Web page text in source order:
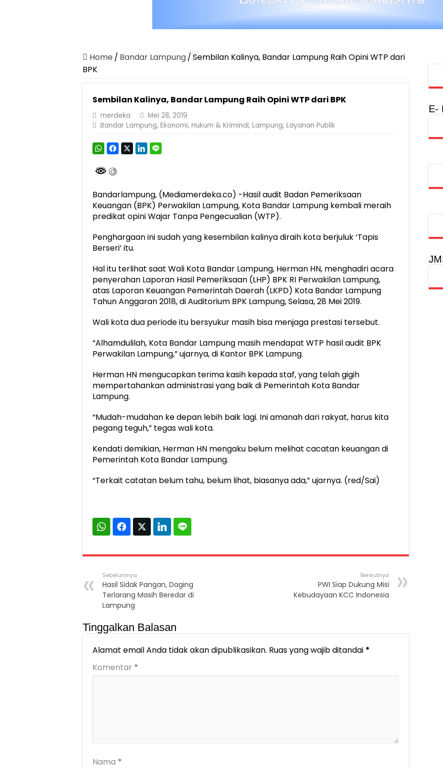
Home / Bandar Lampung/Sembilan Kalinya, Bandar Lampung Raih Opini WTP dari
BPK
Sembilan Kalinya, Bandar Lampung Raih Opini WTP dari BPK
merdeka
Mei 28, 2019
Bandar Lampung, Ekonomi, Hukum & Kriminal, Lampung, Layanan Publik
Bandarlampung, (Mediamerdeka.co) -Hasil audit Badan Pemeriksaan
Keuangan (BPK) Perwakilan Lampung, Kota Bandar Lampung kembali meraih
predikat opini Wajar Tanpa Pengecualian (WTP).
Penghargaan ini sudah yang kesembilan kalinya diraih kota berjuluk ‘Tapis
Berseri’ itu.
Hal itu terlihat saat Wali Kota Bandar Lampung, Herman HN, menghadiri acara
penyerahan Laporan Hasil Pemeriksaan (LHP) BPK RI Perwakilan Lampung,
atas Laporan Keuangan Pemerintah Daerah (LKPD) Kota Bandar Lampung
Tahun Anggaran 2018, di Auditorium BPK Lampung, Selasa, 28 Mei 2019.
Wali kota dua periode itu bersyukur masih bisa menjaga prestasi tersebut.
“Alhamdulilah, Kota Bandar Lampung masih mendapat WTP hasil audit BPK
Perwakilan Lampung,” ujarnya, di Kantor BPK Lampung.
Herman HN mengucapkan terima kasih kepada staf, yang telah gigih
mempertahankan administrasi yang baik di Pemerintah Kota Bandar
Lampung.
“Mudah-mudahan ke depan lebih baik lagi. Ini amanah dari rakyat, harus kita
pegang teguh,” tegas wali kota.
Kendati demikian, Herman HN mengaku belum melihat cacatan keuangan di
Pemerintah Kota Bandar Lampung.
“Terkait catatan belum tahu, belum lihat, biasanya ada,” ujarnya. (red/Sai)
Sebelumnya
Hasil Sidak Pangan, Daging
Terlarang Masih Beredar di
Lampung
Berikutnya
PWI Siap Dukung Misi
Kebudayaan KCC Indonesia
Tinggalkan Balasan
Alamat email Anda tidak akan dipublikasikan. Ruas yang wajib ditandai *
Komentar *
Nama *
E-